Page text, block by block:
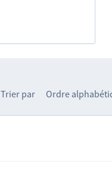
Trier par Ordre